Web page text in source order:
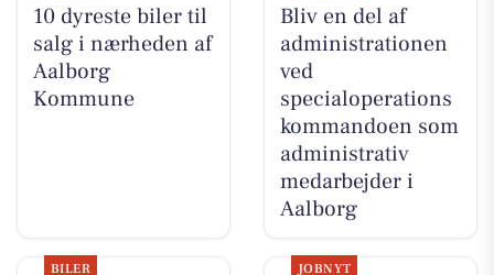
10 dyreste biler til
salg i nærheden af
Aalborg
Kommune
Bliv en del af
administrationen
ved
specialoperations
kommandoen som
administrativ
medarbejder i
Aalborg
BILER JOBNYT